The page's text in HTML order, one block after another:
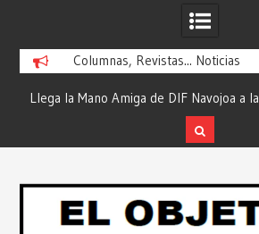
Columnas, Revistas... Noticias
Llega la Mano Amiga de DIF Navojoa a la
Ampliación Beltrones con la Feria de
Servicios… Desde: Redacción “El